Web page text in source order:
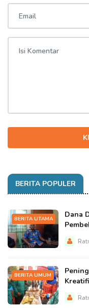
BERITA POPULER
BERITA UTAMA
Dana
BERITA UMUM